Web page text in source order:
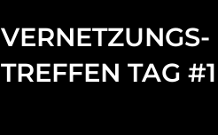
VERNETZUNGS-
TREFFEN TAG #1